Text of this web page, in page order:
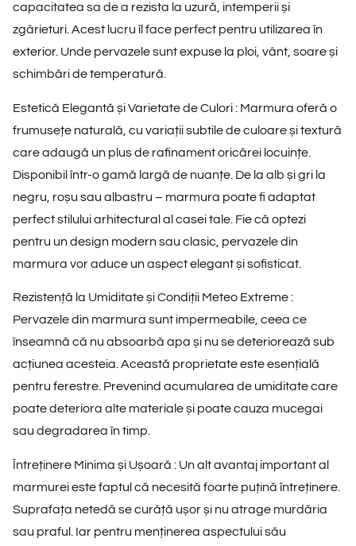
capacitatea sa de a rezista la uzură, intemperii și
zgârieturi. Acest lucru îl face perfect pentru utilizarea în
exterior. Unde pervazele sunt expuse la ploi, vânt, soare și
schimbări de temperatură.
Estetică Elegantă și Varietate de Culori : Marmura oferă o
frumusețe naturală, cu variații subtile de culoare și textură
care adaugă un plus de rafinament oricărei locuințe.
Disponibil într-o gamă largă de nuanțe. De la alb și gri la
negru, roșu sau albastru – marmura poate fi adaptat
perfect stilului arhitectural al casei tale. Fie că optezi
pentru un design modern sau clasic, pervazele din
marmura vor aduce un aspect elegant și sofisticat.
Rezistență la Umiditate și Condiții Meteo Extreme :
Pervazele din marmura sunt impermeabile, ceea ce
înseamnă că nu absoarbă apa și nu se deteriorează sub
acțiunea acesteia. Această proprietate este esențială
pentru ferestre. Prevenind acumularea de umiditate care
poate deteriora alte materiale și poate cauza mucegai
sau degradarea în timp.
Întreținere Minima și Ușoară : Un alt avantaj important al
marmurei este faptul că necesită foarte puțină întreținere.
Suprafața netedă se curăță ușor și nu atrage murdăria
sau praful. Iar pentru menținerea aspectului său